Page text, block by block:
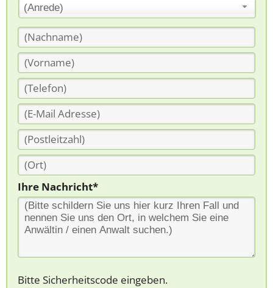
(Anrede)
Ihre Nachricht*
Bitte Sicherheitscode eingeben.